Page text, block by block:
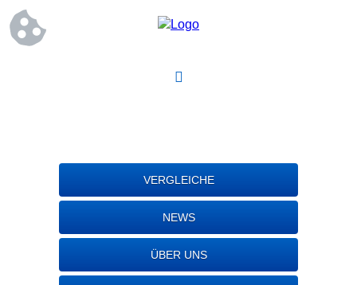
VERGLEICHE
NEWS
ÜBER UNS